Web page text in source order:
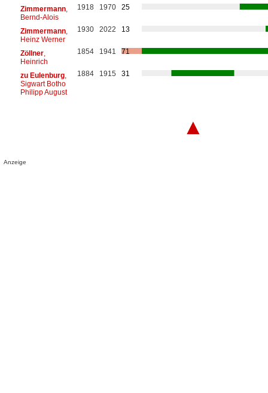
Zimmermann,
Bernd-Alois
1918 1970 25
Zimmermann,
Heinz Werner
1930 2022 13
Zöllner,
Heinrich
1854 1941 71
zu Eulenburg,
Sigwart Botho
Philipp August
1884 1915 31
▲
Anzeige